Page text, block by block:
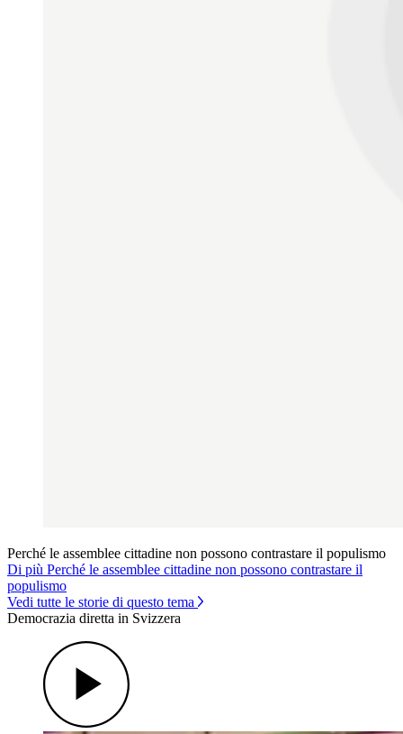
Perché le assemblee cittadine non possono contrastare il populismo
Di più Perché le assemblee cittadine non possono contrastare il
populismo
Vedi tutte le storie di questo tema
Democrazia diretta in Svizzera